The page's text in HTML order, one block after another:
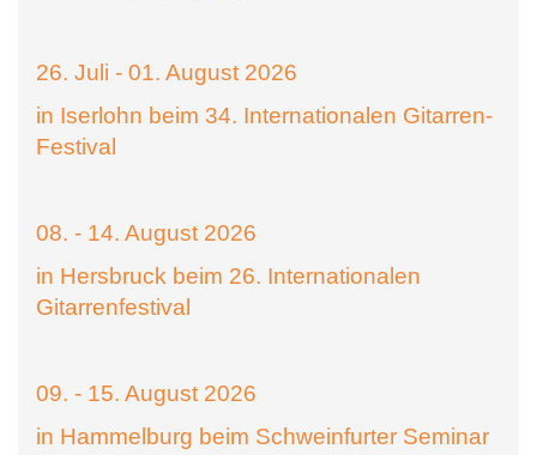
26. Juli - 01. August 2026
in Iserlohn beim 34. Internationalen Gitarren-
Festival
08. - 14. August 2026
in Hersbruck beim 26. Internationalen
Gitarrenfestival
09. - 15. August 2026
in Hammelburg beim Schweinfurter Seminar